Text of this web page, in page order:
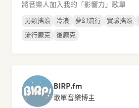
將音樂人加入我的「影響力」歌單
另類搖滾 冷浪 夢幻流行 實驗搖滾
流行龐克
後龐克
BIRP.fm
歌單音樂博主